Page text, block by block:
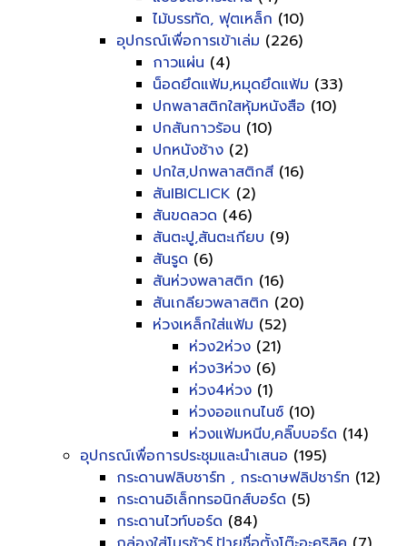
ไม้บรรทัด, ฟุตเหล็ก (10)
อุปกรณ์เพื่อการเข้าเล่ม (226)
กาวแผ่น (4)
น็อดยึดแฟ้ม,หมุดยึดแฟ้ม (33)
ปกพลาสติกใสหุ้มหนังสือ (10)
ปกสันกาวร้อน (10)
ปกหนังช้าง (2)
ปกใส,ปกพลาสติกสี (16)
สันIBICLICK (2)
สันขดลวด (46)
สันตะปู,สันตะเกียบ (9)
สันรูด (6)
สันห่วงพลาสติก (16)
สันเกลียวพลาสติก (20)
ห่วงเหล็กใส่แฟ้ม (52)
ห่วง2ห่วง (21)
ห่วง3ห่วง (6)
ห่วง4ห่วง (1)
ห่วงออแกนไนซ์ (10)
ห่วงแฟ้มหนีบ,คลิ๊บบอร์ด (14)
อุปกรณ์เพื่อการประชุมและนำเสนอ (195)
กระดานฟลิบชาร์ท , กระดาษฟลิปชาร์ท (12)
กระดานอิเล็กทรอนิกส์บอร์ด (5)
กระดานไวท์บอร์ด (84)